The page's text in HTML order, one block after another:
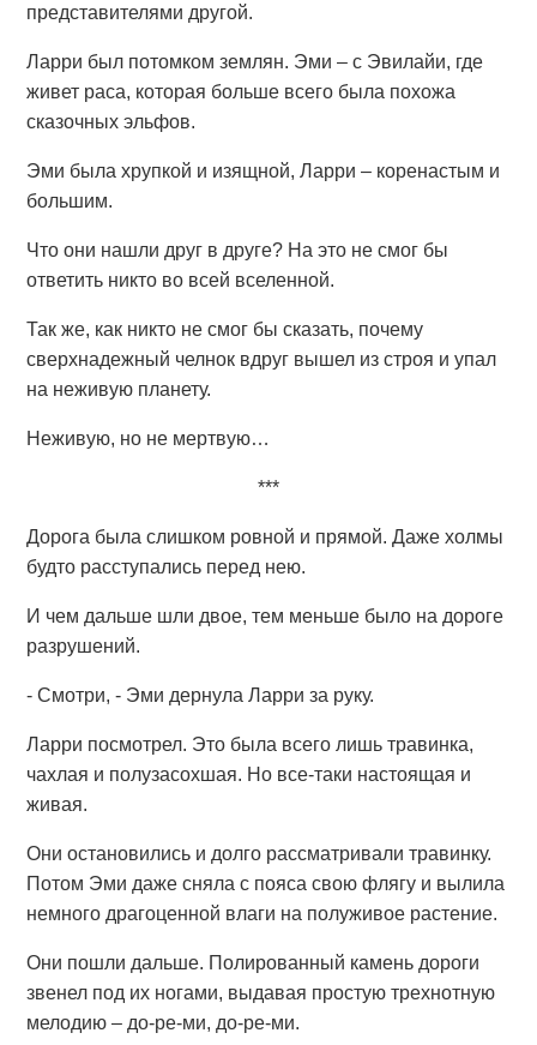
представителями другой.
Ларри был потомком землян. Эми – с Эвилайи, где
живет раса, которая больше всего была похожа
сказочных эльфов.
Эми была хрупкой и изящной, Ларри – коренастым и
большим.
Что они нашли друг в друге? На это не смог бы
ответить никто во всей вселенной.
Так же, как никто не смог бы сказать, почему
сверхнадежный челнок вдруг вышел из строя и упал
на неживую планету.
Неживую, но не мертвую…
***
Дорога была слишком ровной и прямой. Даже холмы
будто расступались перед нею.
И чем дальше шли двое, тем меньше было на дороге
разрушений.
- Смотри, - Эми дернула Ларри за руку.
Ларри посмотрел. Это была всего лишь травинка,
чахлая и полузасохшая. Но все-таки настоящая и
живая.
Они остановились и долго рассматривали травинку.
Потом Эми даже сняла с пояса свою флягу и вылила
немного драгоценной влаги на полуживое растение.
Они пошли дальше. Полированный камень дороги
звенел под их ногами, выдавая простую трехнотную
мелодию – до-ре-ми, до-ре-ми.